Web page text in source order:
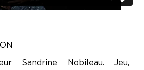
Sandrine Nobileau. Jeu,